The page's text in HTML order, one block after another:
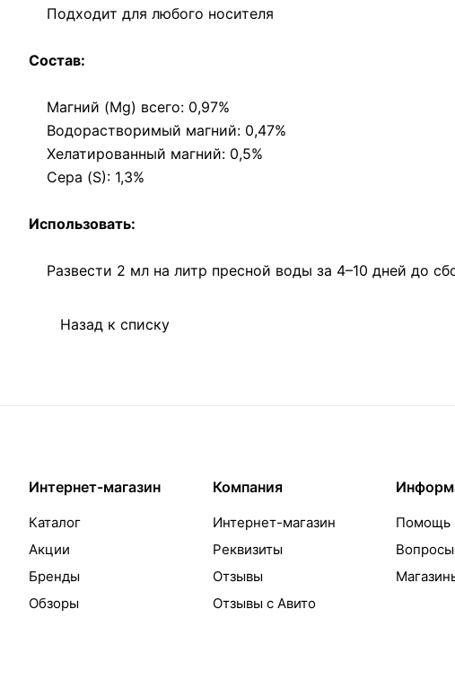
Подходит для любого носителя
Состав:
Магний (Mg) всего: 0,97%
Водорастворимый магний: 0,47%
Хелатированный магний: 0,5%
Сера (S): 1,3%
Использовать:
Развести 2 мл на литр пресной воды за 4–10 дней до
Назад к списку
Интернет-магазин
Каталог
Акции
Бренды
Обзоры
Компания
Интернет-магазин
Реквизиты
Отзывы
Отзывы с Авито
Помощь